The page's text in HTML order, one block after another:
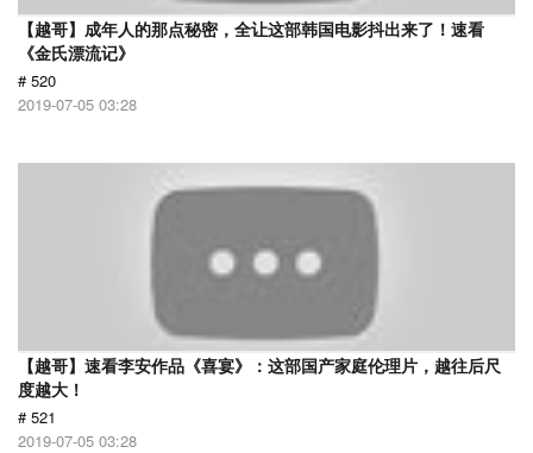
【越哥】成年人的那点秘密，全让这部韩国电影抖出来了！速看
《金氏漂流记》
# 520
2019-07-05 03:28
【越哥】速看李安作品《喜宴》：这部国产家庭伦理片，越往后尺
度越大！
# 521
2019-07-05 03:28